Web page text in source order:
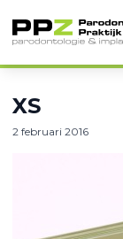
XS
2 februari 2016